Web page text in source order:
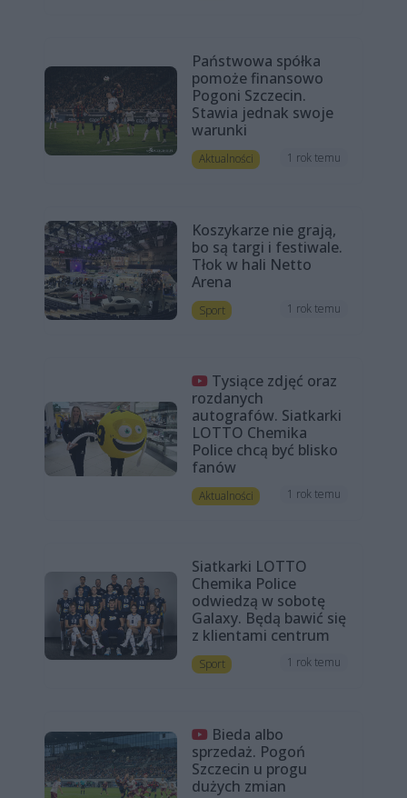
Państwowa spółka
pomoże finansowo
Pogoni Szczecin.
Stawia jednak swoje
warunki
Aktualności 1 rok temu
Koszykarze nie grają,
bo są targi i festiwale.
Tłok w hali Netto
Arena
Sport 1 rok temu
Tysiące zdjęć oraz
rozdanych
autografów. Siatkarki
LOTTO Chemika
Police chcą być blisko
fanów
Aktualności 1 rok temu
Siatkarki LOTTO
Chemika Police
odwiedzą w sobotę
Galaxy. Będą bawić się
z klientami centrum
Sport 1 rok temu
Bieda albo
sprzedaż. Pogoń
Szczecin u progu
dużych zmian